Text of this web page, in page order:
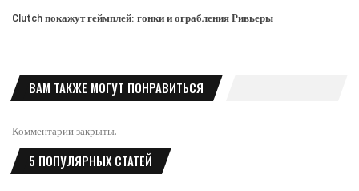
Clutch покажут геймплей: гонки и ограбления Ривьеры
ВАМ ТАКЖЕ МОГУТ ПОНРАВИТЬСЯ
Комментарии закрыты.
5 ПОПУЛЯРНЫХ СТАТЕЙ